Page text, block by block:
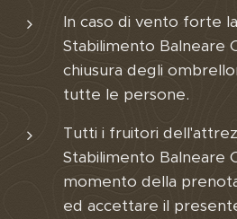
In caso di vento forte
Stabilimento Balneare
chiusura degli
tutte le persone.
Tutti i fruitori
Stabilimento Balneare
momento della
ed accettare il